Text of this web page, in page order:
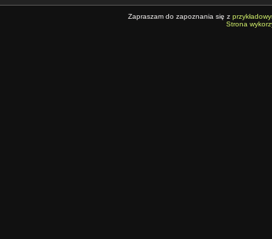
Zapraszam do zapoznania się z
Strona